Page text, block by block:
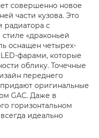
совершенно новое
части кузова. Это
радиатора с
«драконьей
оснащен четырех-
фарами, которые
облику. Точечные
переднего
оригинальные
GAC. Даже в
горизонтальном
идеально